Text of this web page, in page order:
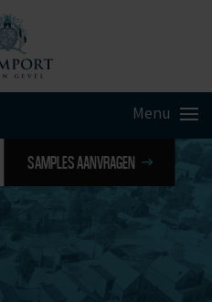
SAMPLES AANVRAGEN